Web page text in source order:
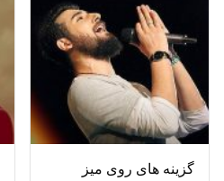
گزینه های روی میز